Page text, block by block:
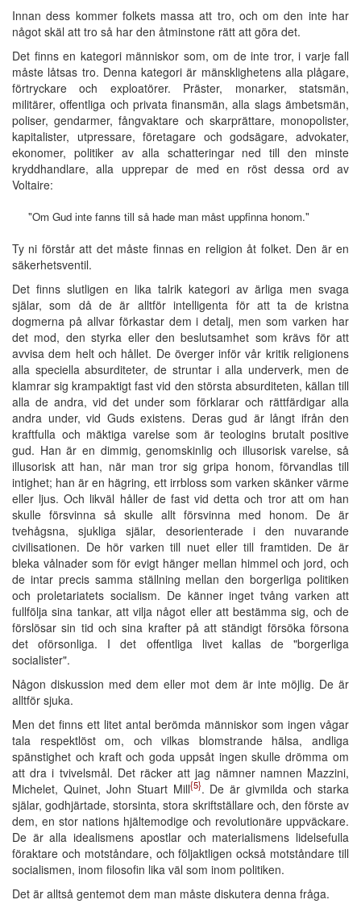
Innan dess kommer folkets massa att tro, och om den inte har
något skäl att tro så har den åtminstone rätt att göra det.
Det finns en kategori människor som, om de inte tror, i varje fall
måste låtsas tro. Denna kategori är mänsklighetens alla plågare,
förtryckare och exploatörer. Präster, monarker, statsmän,
militärer, offentliga och privata finansmän, alla slags ämbetsmän,
poliser, gendarmer, fångvaktare och skarprättare, monopolister,
kapitalister, utpressare, företagare och godsägare, advokater,
ekonomer, politiker av alla schatteringar ned till den minste
kryddhandlare, alla upprepar de med en röst dessa ord av
Voltaire:
"Om Gud inte fanns till så hade man måst uppfinna honom."
Ty ni förstår att det måste finnas en religion åt folket. Den är en
säkerhetsventil.
Det finns slutligen en lika talrik kategori av ärliga men svaga
själar, som då de är alltför intelligenta för att ta de kristna
dogmerna på allvar förkastar dem i detalj, men som varken har
det mod, den styrka eller den beslutsamhet som krävs för att
avvisa dem helt och hållet. De överger inför vår kritik religionens
alla speciella absurditeter, de struntar i alla underverk, men de
klamrar sig krampaktigt fast vid den största absurditeten, källan till
alla de andra, vid det under som förklarar och rättfärdigar alla
andra under, vid Guds existens. Deras gud är långt ifrån den
kraftfulla och mäktiga varelse som är teologins brutalt positive
gud. Han är en dimmig, genomskinlig och illusorisk varelse, så
illusorisk att han, när man tror sig gripa honom, förvandlas till
intighet; han är en hägring, ett irrbloss som varken skänker värme
eller ljus. Och likväl håller de fast vid detta och tror att om han
skulle försvinna så skulle allt försvinna med honom. De är
tvehågsna, sjukliga själar, desorienterade i den nuvarande
civilisationen. De hör varken till nuet eller till framtiden. De är
bleka vålnader som för evigt hänger mellan himmel och jord, och
de intar precis samma ställning mellan den borgerliga politiken
och proletariatets socialism. De känner inget tvång varken att
fullfölja sina tankar, att vilja något eller att bestämma sig, och de
förslösar sin tid och sina krafter på att ständigt försöka försona
det oförsonliga. I det offentliga livet kallas de "borgerliga
socialister".
Någon diskussion med dem eller mot dem är inte möjlig. De är
alltför sjuka.
Men det finns ett litet antal berömda människor som ingen vågar
tala respektlöst om, och vilkas blomstrande hälsa, andliga
spänstighet och kraft och goda uppsåt ingen skulle drömma om
att dra i tvivelsmål. Det räcker att jag nämner namnen Mazzini,
Michelet, Quinet, John Stuart Mill{5}. De är givmilda och starka
själar, godhjärtade, storsinta, stora skriftställare och, den förste av
dem, en stor nations hjältemodige och revolutionäre uppväckare.
De är alla idealismens apostlar och materialismens lidelsefulla
föraktare och motståndare, och följaktligen också motståndare till
socialismen, inom filosofin lika väl som inom politiken.
Det är alltså gentemot dem man måste diskutera denna fråga.